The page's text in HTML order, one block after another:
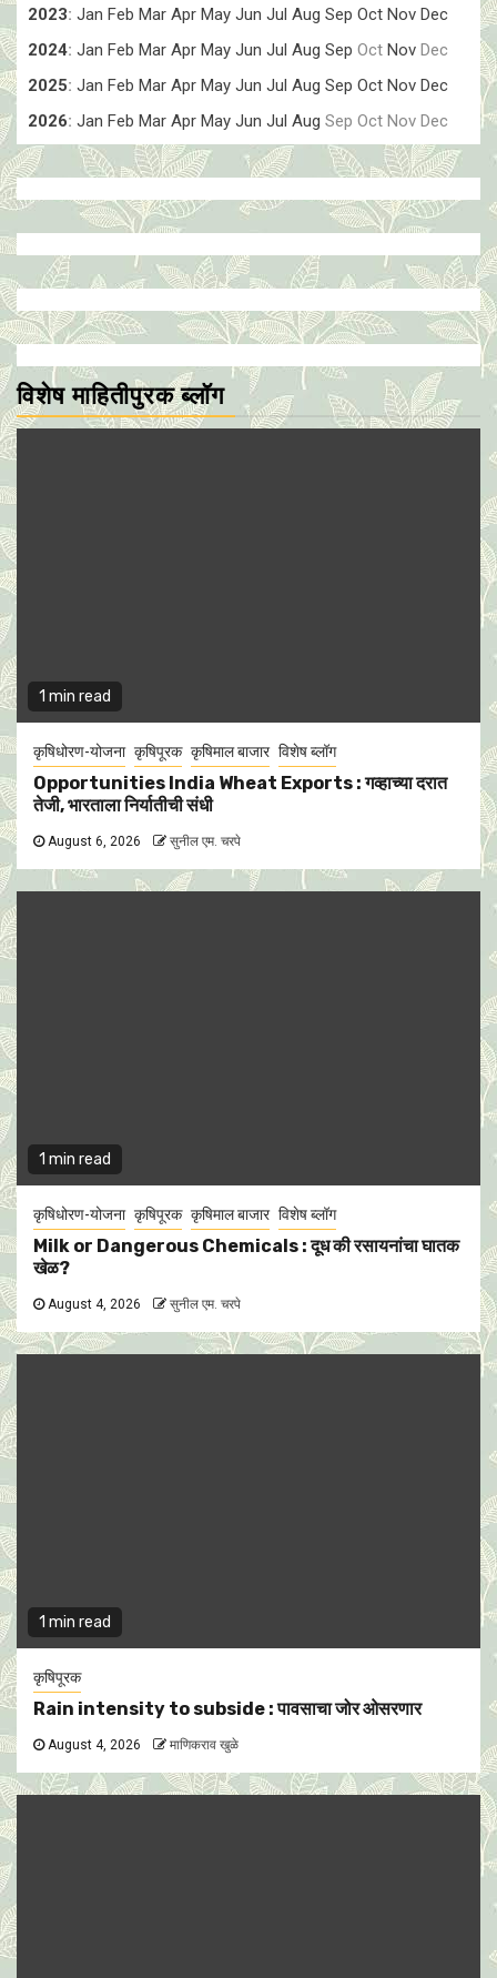
2023: Jan Feb Mar Apr May Jun Jul Aug Sep Oct Nov Dec
2024: Jan Feb Mar Apr May Jun Jul Aug Sep Oct Nov Dec
2025: Jan Feb Mar Apr May Jun Jul Aug Sep Oct Nov Dec
2026: Jan Feb Mar Apr May Jun Jul Aug Sep Oct Nov Dec
विशेष माहितीपुरक ब्लॉग
1 min read
कृषिधोरण-योजना कृषिपूरक कृषिमाल बाजार विशेष ब्लॉग
Opportunities India Wheat Exports : गव्हाच्या दरात
तेजी, भारताला निर्यातीची संधी
August 6, 2026 सुनील एम. चरपे
1 min read
कृषिधोरण-योजना कृषिपूरक कृषिमाल बाजार विशेष ब्लॉग
Milk or Dangerous Chemicals : दूध की रसायनांचा घातक
खेळ?
August 4, 2026 सुनील एम. चरपे
1 min read
कृषिपूरक
Rain intensity to subside : पावसाचा जोर ओसरणार
August 4, 2026 माणिकराव खुळे